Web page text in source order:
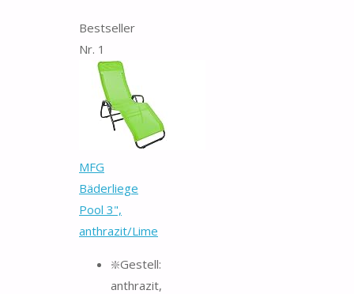
Bestseller
Nr. 1
MFG
Bäderliege
Pool 3",
anthrazit/Lime
❇️Gestell:
anthrazit,